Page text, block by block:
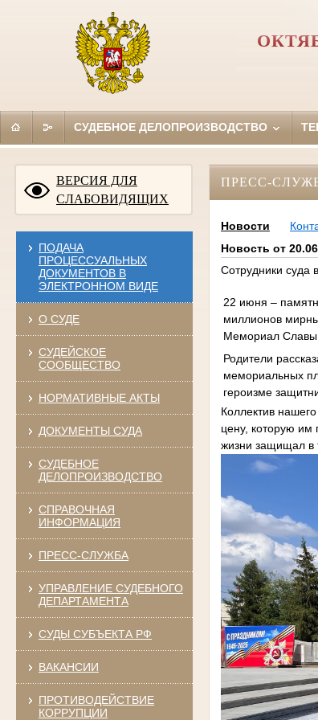
СУДЕБНОЕ ДЕЛОПРОИЗВОДСТВО
ВЕРСИЯ ДЛЯ
СЛАБОВИДЯЩИХ
ПОДАЧА
ПРОЦЕССУАЛЬНЫХ
ДОКУМЕНТОВ В
ЭЛЕКТРОННОМ ВИДЕ
О СУДЕ
СУДЕЙСКОЕ
СООБЩЕСТВО
НОРМАТИВНЫЕ АКТЫ
ДОКУМЕНТЫ СУДА
СУДЕБНОЕ
ДЕЛОПРОИЗВОДСТВО
СПРАВОЧНАЯ
ИНФОРМАЦИЯ
ПРЕСС-СЛУЖБА
УПРАВЛЕНИЕ СУДЕБНОГО
ДЕПАРТАМЕНТА
СУДЫ СУБЪЕКТА РФ
ВАКАНСИИ
ПРОТИВОДЕЙСТВИЕ
КОРРУПЦИИ
ПРЕСС-
Новости
Новость от
Сотрудники суда
22 июня –
миллионов
Мемориал Славы,
Родители
мемориальных
героизме
Коллектив
цену, которую им
жизни защищал в